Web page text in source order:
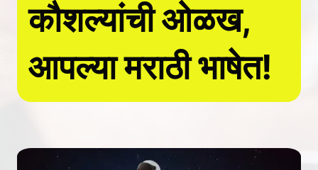
कौशल्यांची ओळख,
आपल्या मराठी भाषेत!